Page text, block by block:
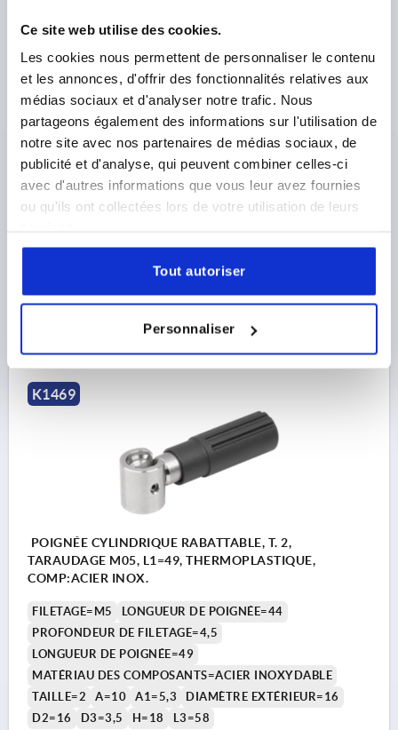
Ce site web utilise des cookies.
Les cookies nous permettent de personnaliser le contenu
et les annonces, d'offrir des fonctionnalités relatives aux
médias sociaux et d'analyser notre trafic. Nous
partageons également des informations sur l'utilisation de
notre site avec nos partenaires de médias sociaux, de
publicité et d'analyse, qui peuvent combiner celles-ci
avec d'autres informations que vous leur avez fournies
ou qu'ils ont collectées lors de votre utilisation de leurs
Tout autoriser
Personnaliser
POIGNÉE CYLINDRIQUE RABATTABLE, T. 1,
TARAUDAGE M04, L1=40, THERMOPLASTIQUE,
COMP:ACIER INOX.
FILETAGE=M4
LONGUEUR DE POIGNÉE=35
PROFONDEUR DE FILETAGE=4,5
LONGUEUR DE POIGNÉE=40
MATÉRIAU DES COMPOSANTS=ACIER INOXYDABLE
D2=13
D3=2,5 H=14,5 L3=47
K1469
POIGNÉE CYLINDRIQUE RABATTABLE, T. 2,
TARAUDAGE M05, L1=49, THERMOPLASTIQUE,
COMP:ACIER INOX.
FILETAGE=M5
LONGUEUR DE POIGNÉE=44
PROFONDEUR DE FILETAGE=4,5
LONGUEUR DE POIGNÉE=49
MATÉRIAU DES COMPOSANTS=ACIER INOXYDABLE
TAILLE=2
A=10 A1=5,3
DIAMÈTRE EXTÉRIEUR=16
D2=16
D3=3,5 H=18 L3=58